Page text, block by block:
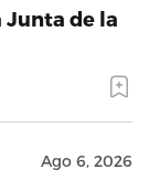
de la
Ago 6, 2026